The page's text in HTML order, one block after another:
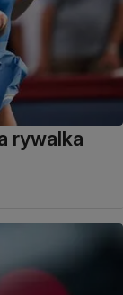
rywalka